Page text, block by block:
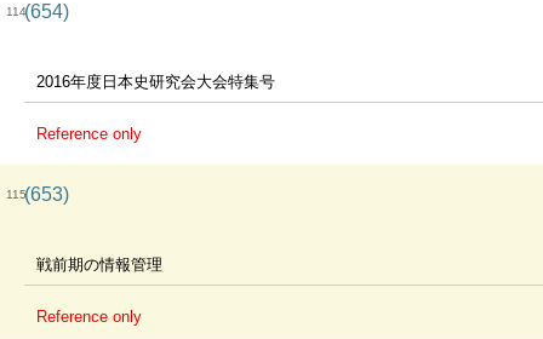
114(654)
2016年度日本史研究会大会特集号
Reference only
115(653)
戦前期の情報管理
Reference only